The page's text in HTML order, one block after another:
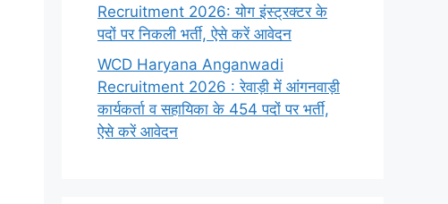
Recruitment 2026: योग इंस्ट्रक्टर के
पदों पर निकली भर्ती, ऐसे करें आवेदन
WCD Haryana Anganwadi
Recruitment 2026 : रेवाड़ी में आंगनवाड़ी
कार्यकर्ता व सहायिका के 454 पदों पर भर्ती,
ऐसे करें आवेदन